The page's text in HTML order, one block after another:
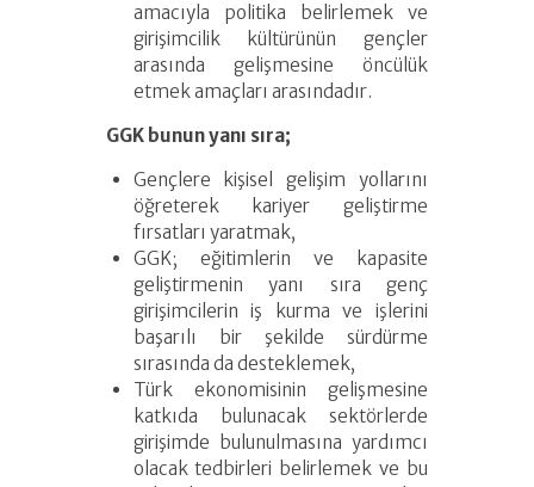
amacıyla politika belirlemek ve
girişimcilik kültürünün gençler
arasında gelişmesine öncülük
etmek amaçları arasındadır.
GGK bunun yanı sıra;
Gençlere kişisel gelişim yollarını
öğreterek kariyer geliştirme
fırsatları yaratmak,
GGK; eğitimlerin ve kapasite
geliştirmenin yanı sıra genç
girişimcilerin iş kurma ve işlerini
başarılı bir şekilde sürdürme
sırasında da desteklemek,
Türk ekonomisinin gelişmesine
katkıda bulunacak sektörlerde
girişimde bulunulmasına yardımcı
olacak tedbirleri belirlemek ve bu